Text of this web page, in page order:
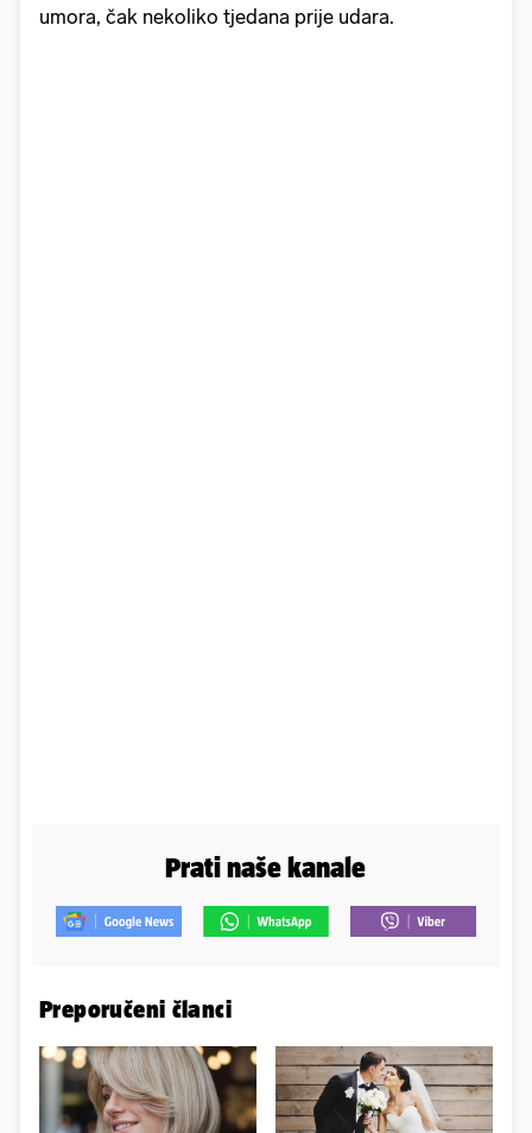
umora, čak nekoliko tjedana prije udara.
Prati naše kanale
Preporučeni članci